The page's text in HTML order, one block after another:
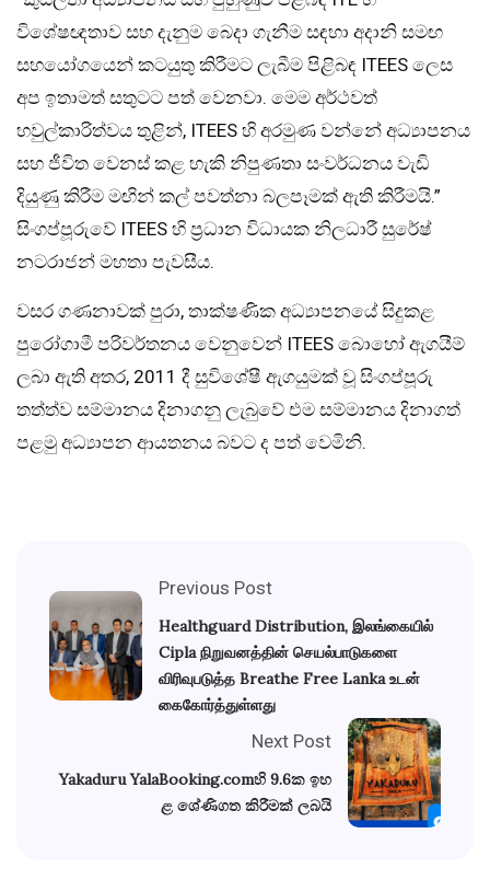
විශේෂඥතාව සහ දැනුම බෙදා ගැනීම සඳහා අදානි සමඟ
සහයෝගයෙන් කටයුතු කිරීමට ලැබීම පිළිබඳ ITEES ලෙස
අප ඉතාමත් සතුටට පත් වෙනවා. මෙම අර්ථවත්
හවුල්කාරිත්වය තුළින්, ITEES හි අරමුණ වන්නේ අධ්‍යාපනය
සහ ජීවිත වෙනස් කළ හැකි නිපුණතා සංවර්ධනය වැඩි
දියුණු කිරීම මඟින් කල් පවත්නා බලපෑමක් ඇති කිරීමයි.”
සිංගප්පූරුවේ ITEES හි ප්‍රධාන විධායක නිලධාරී සුරේෂ්
නටරාජන් මහතා පැවසීය.
වසර ගණනාවක් පුරා, තාක්ෂණික අධ්‍යාපනයේ සිදුකළ
පුරෝගාමී පරිවර්තනය වෙනුවෙන් ITEES බොහෝ ඇගයීම්
ලබා ඇති අතර, 2011 දී සුවිශේෂී ඇගයුමක් වූ සිංගප්පූරු
තත්ත්ව සම්මානය දිනාගනු ලැබුවේ එම සම්මානය දිනාගත්
පළමු අධ්‍යාපන ආයතනය බවට ද පත් වෙමිනි.
Previous Post
Healthguard Distribution, இலங்கையில்
Cipla நிறுவனத்தின் செயல்பாடுகளை
விரிவுபடுத்த Breathe Free Lanka உடன்
கைகோர்த்துள்ளது
Next Post
Yakaduru YalaBooking.comහි 9.6ක ඉහ
ළ ශේණිගත කිරීමක් ලබයි